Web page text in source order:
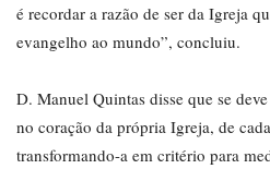
é recordar a razão de ser da Igreja
evangelho ao mundo”, concluiu.
D. Manuel Quintas disse que se
no coração da própria Igreja, de
transformando-a em critério para